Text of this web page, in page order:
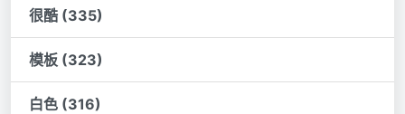
很酷 (335)
模板 (323)
白色 (316)